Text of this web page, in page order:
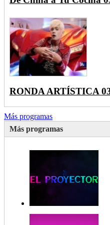
RONDA ARTÍSTICA
Más programas
Más programas